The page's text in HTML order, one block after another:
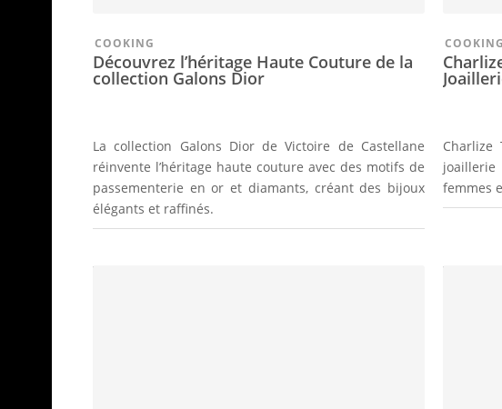
COOKING
Découvrez l’héritage Haute Couture de la
collection Galons Dior
La collection Galons Dior de Victoire de Castellane
réinvente l’héritage haute couture avec des motifs de
passementerie en or et diamants, créant des bijoux
élégants et raffinés.
COOKING
Charlize
femmes